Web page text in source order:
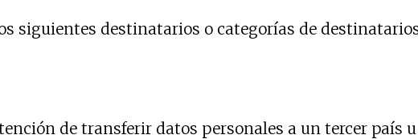
siguientes destinatarios o categorías de
de transferir datos personales a un tercer país